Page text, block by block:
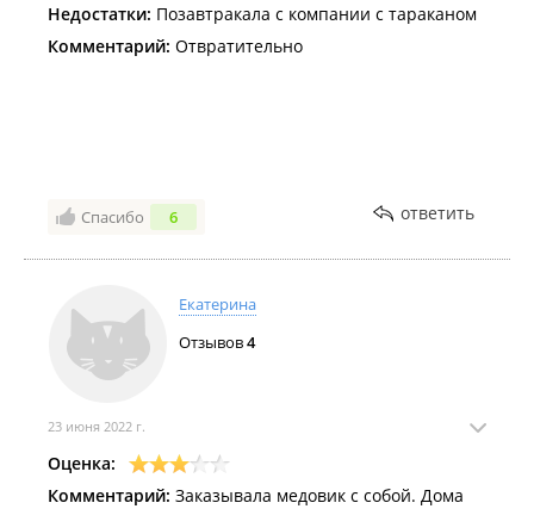
Недостатки: Позавтракала с компании с тараканом
Комментарий: Отвратительно
Спасибо 6 ответить
Екатерина
Отзывов4
23 июня 2022 г.
Оценка:
Комментарий: Заказывала медовик с собой. Дома